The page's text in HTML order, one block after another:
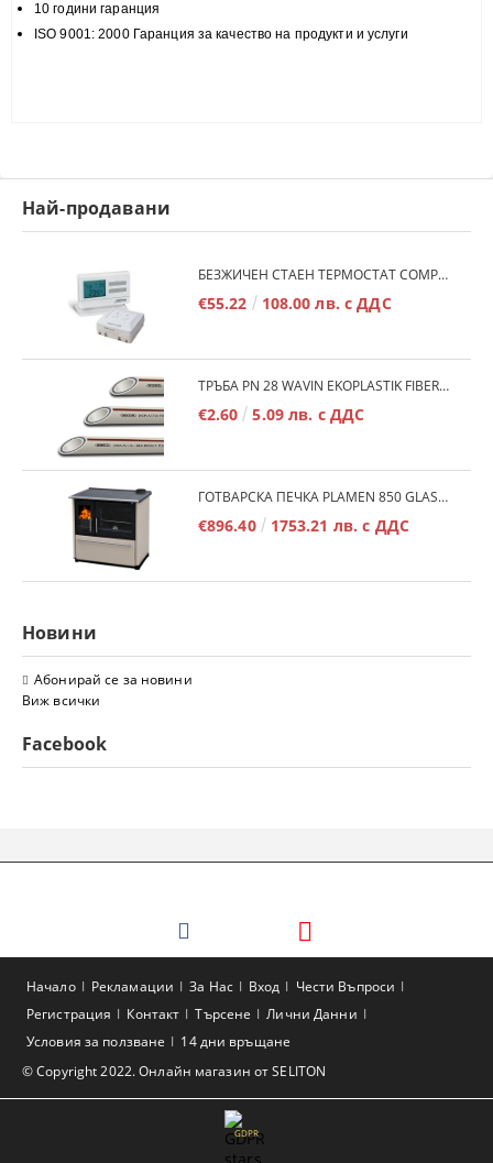
10 години гаранция
ISO 9001: 2000 Гаранция за качество на продукти и услуги
Най-продавани
БЕЗЖИЧЕН СТАЕН ТЕРМОСТАТ COMPUTHERM Q7RF
€55.22 108.00 лв. с ДДС
ТРЪБА PN 28 WAVIN EKOPLASTIK FIBER BASALT PLUS - 3М/БР.
€2.60 5.09 лв. с ДДС
ГОТВАРСКА ПЕЧКА PLAMEN 850 GLAS 11KW
€896.40 1753.21 лв. с ДДС
Новини
Абонирай се за новини
Виж всички
Facebook
© Copyright 2022. Онлайн магазин от SELITON
Начало Рекламации За Нас Вход
Чести Въпроси
Регистрация
Контакт Търсене
Лични Данни
Условия за ползване
14 дни връщане
GDPR